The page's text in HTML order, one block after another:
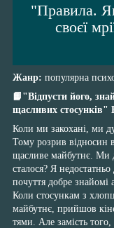
"Правила.
своєї
Жанр: популярна
📙"Відпусти його,
щасливих стосунків"
Коли ми закохані, ми
Тому розрив відносин
щасливе майбутнє. Ми
сталося? Я
почуття добре знайомі
Коли стосункам з
майбутнє, прийшов
тями. Але замість